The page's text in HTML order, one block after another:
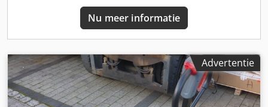
Nu meer informatie
Advertentie